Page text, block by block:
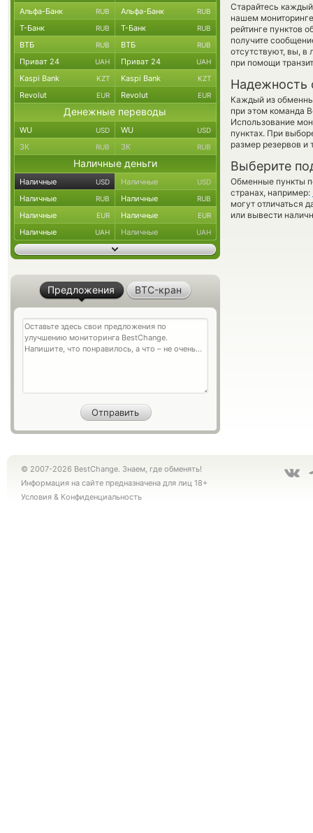
Старайтесь
нашем
рейтинге пунктов
получите
отсутствуют, вы,
при помощи
Надежность
Каждый из
при этом команда
Использование
пунктах. При
размер резервов и
Выберите
Обменные пункты
странах, например:
могут отличаться
или вывести
Альфа-Банк RUB Альфа-Банк RUB
Т-Банк RUB Т-Банк RUB
ВТБ RUB ВТБ RUB
Приват 24 UAH Приват 24 UAH
Kaspi Bank KZT Kaspi Bank KZT
Revolut EUR Revolut EUR
Денежные переводы
WU USD WU USD
ЗК RUB ЗК RUB
Наличные деньги
Наличные USD Наличные USD
Наличные RUB Наличные RUB
Наличные EUR Наличные EUR
Наличные UAH Наличные UAH
Предложения BTC-кран
© 2007-2026 BestChange. Знаем, где обменять!
Информация на сайте предназначена для лиц 18+
Условия & Конфиденциальность